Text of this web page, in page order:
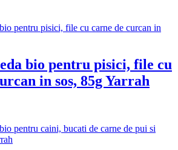
bio pentru pisici, file cu
in sos, 85g Yarrah